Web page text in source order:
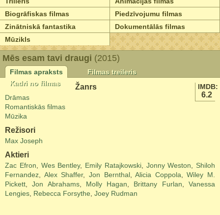
Biogrāfiskas filmas
Piedzīvojumu filmas
Zinātniskā fantastika
Dokumentālās filmas
Mūzikls
Mēs esam tavi draugi (2015)
Filmas apraksts
Filmas treileris
Kadri no filmas
IMDB:
6.2
Žanrs
Drāmas
Romantiskās filmas
Mūzika
Režisori
Max Joseph
Aktieri
Zac Efron Wes Bentley, Emily Ratajkowski, Jonny Weston
Shiloh
Fernandez
Alex Shaffer, Jon Bernthal,Alicia Coppola ,Wiley M.
Pickett ,Jon Abrahams, Molly Hagan Brittany Furlan ,Vanessa
Lengies Rebecca Forsythe Joey Rudman